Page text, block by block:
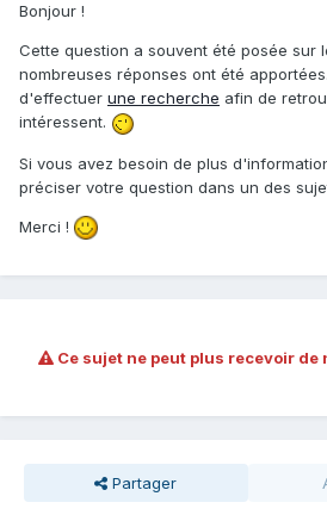
Bonjour !
Cette question a souvent été posée sur
nombreuses réponses ont été
d'effectuer une recherche afin de
intéressent.
Si vous avez besoin de plus
préciser votre question dans un des
Merci !
Ce sujet ne peut plus recevoir de
Partager